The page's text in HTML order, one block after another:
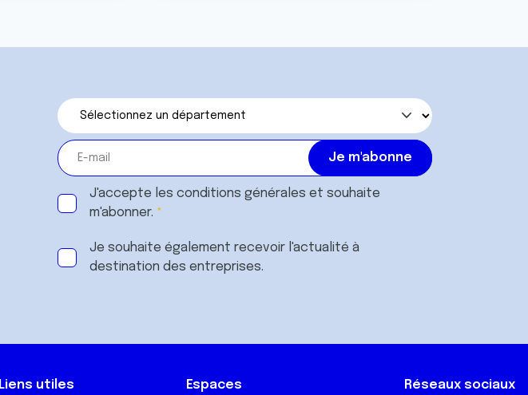
J'accepte les conditions générales et souhaite
m'abonner.
Je souhaite également recevoir l'actualité à
destination des entreprises.
Liens utiles Espaces Réseaux sociaux